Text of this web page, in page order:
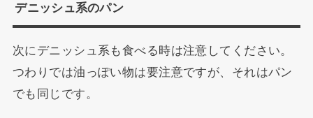
デニッシュ系のパン
次にデニッシュ系も食べる時は注意してください。
つわりでは油っぽい物は要注意ですが、それはパン
でも同じです。